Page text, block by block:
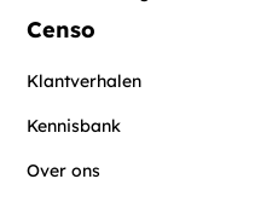
Censo
Klantverhalen
Kennisbank
Over ons